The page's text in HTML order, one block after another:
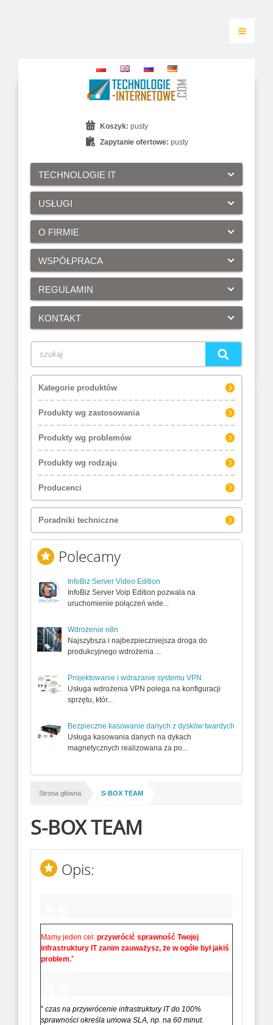
TECHNOLOGIE IT
USŁUGI
O FIRMIE
WSPÓŁPRACA
REGULAMIN
KONTAKT
Koszyk: pusty
Zapytanie ofertowe: pusty
Kategorie produktów
Produkty wg zastosowania
Produkty wg problemów
Produkty wg rodzaju
Producenci
Poradniki techniczne
Polecamy
InfoBiz Server Video Edition
InfoBiz Server Voip Edition pozwala na
uruchomienie połączeń wide...
Wdrożenie n8n
Najszybsza i najbezpieczniejsza droga do
produkcyjnego wdrożenia ...
Projektowanie i wdrażanie systemu VPN
Usługa wdrożenia VPN polega na konfiguracji
sprzętu, któr...
Bezpieczne kasowanie danych z dysków twardych
Usługa kasowania danych na dykach
magnetycznych realizowana za po...
Strona główna S-BOX TEAM
S-BOX TEAM
Opis:
Mamy jeden cel: przywrócić sprawność Twojej
infrastruktury IT zanim zauważysz, że w ogóle był jakiś
problem.*
* czas na przywrócenie infrastruktury IT do 100%
sprawności określa umowa SLA, np. na 60 minut.